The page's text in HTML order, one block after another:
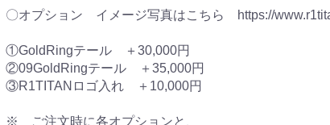
〇オプション イメージ写真はこちら https://
①GoldRingテール ＋30,000円
②09GoldRingテール ＋35,000円
③R1TITANロゴ入れ ＋10,000円
※ ご注文時に各オプションと、